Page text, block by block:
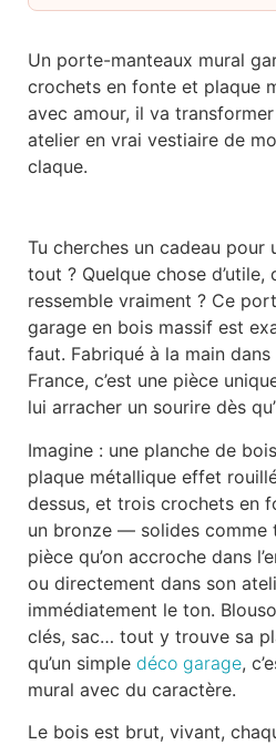
Un porte-manteaux mural
crochets en fonte et plaque
avec amour, il va
atelier en vrai vestiaire de
claque.
Tu cherches un cadeau pour
tout ? Quelque chose d’utile,
ressemble vraiment ? Ce
garage en bois massif est
faut. Fabriqué à la main
France, c’est une pièce
lui arracher un sourire dès
Imagine : une planche de
plaque métallique effet
dessus, et trois crochets en
un bronze — solides comme
pièce qu’on accroche dans
ou directement dans son
immédiatement le ton.
clés, sac… tout y trouve sa
qu’un simple déco garage,
mural avec du caractère.
Le bois est brut, vivant,